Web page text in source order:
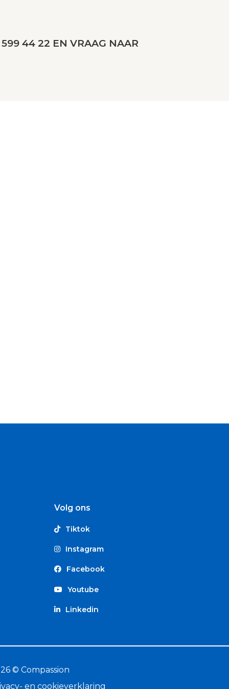
44 22 EN VRAAG NAAR
Volg ons
Tiktok
Instagram
Facebook
Youtube
Linkedin
© Compassion
en cookieverklaring